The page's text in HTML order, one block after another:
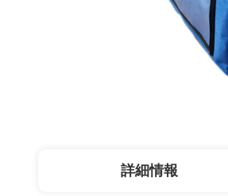
詳細情報